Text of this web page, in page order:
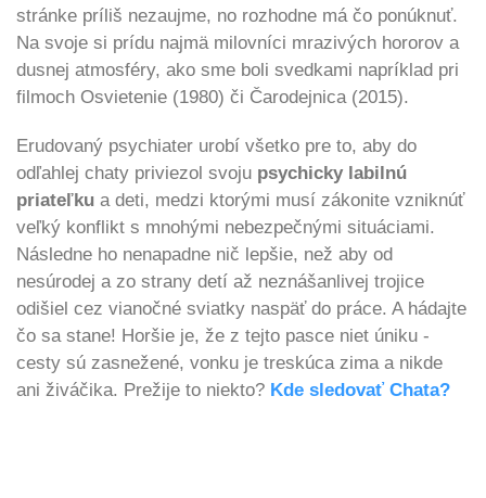
stránke príliš nezaujme, no rozhodne má čo ponúknuť.
Na svoje si prídu najmä milovníci mrazivých hororov a
dusnej atmosféry, ako sme boli svedkami napríklad pri
filmoch Osvietenie (1980) či Čarodejnica (2015).
Erudovaný psychiater urobí všetko pre to, aby do
odľahlej chaty priviezol svoju psychicky labilnú
priateľku a deti, medzi ktorými musí zákonite vzniknúť
veľký konflikt s mnohými nebezpečnými situáciami.
Následne ho nenapadne nič lepšie, než aby od
nesúrodej a zo strany detí až neznášanlivej trojice
odišiel cez vianočné sviatky naspäť do práce. A hádajte
čo sa stane! Horšie je, že z tejto pasce niet úniku -
cesty sú zasnežené, vonku je treskúca zima a nikde
ani živáčika. Prežije to niekto? Kde sledovať Chata?